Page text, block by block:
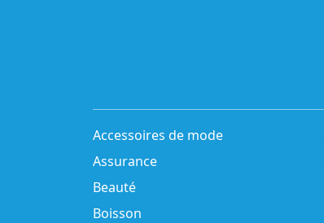
Accessoires de mode
Assurance
Beauté
Boisson